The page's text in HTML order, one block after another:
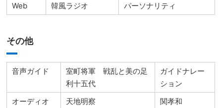
Web 韓風ラジオ パーソナリティ
その他
音声ガイド
室町将軍 戦乱と美の足
利十五代
ガイドナレー
ション
オーディオ
天地明察 関孝和